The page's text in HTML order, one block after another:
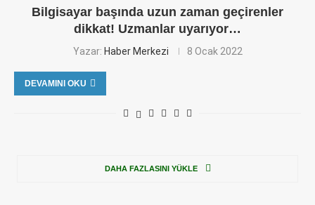
Bilgisayar başında uzun zaman geçirenler
dikkat! Uzmanlar uyarıyor…
Yazar: Haber Merkezi 8 Ocak 2022
DEVAMINI OKU
DAHA FAZLASINI YÜKLE